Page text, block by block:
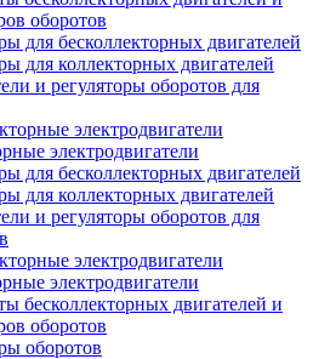
оборотов
для бесколлекторных двигателей
для коллекторных двигателей
и регуляторы оборотов для
электродвигатели
электродвигатели
для бесколлекторных двигателей
для коллекторных двигателей
и регуляторы оборотов для
электродвигатели
электродвигатели
бесколлекторных двигателей и
оборотов
оборотов